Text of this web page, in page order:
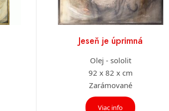
Jeseň je úprimná
Olej - sololit
92 x 82 x cm
Zarámované
Viac info